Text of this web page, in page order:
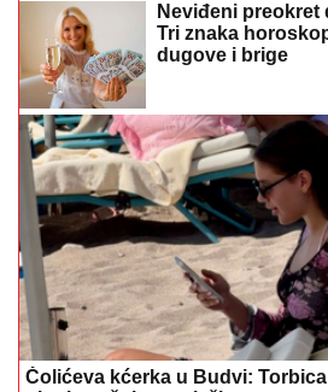
Neviđeni preokret
Tri znaka
dugove i brige
Čolićeva kćerka u Budvi: